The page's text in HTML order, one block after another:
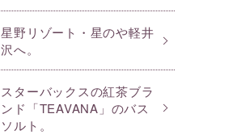
星野リゾート・星のや軽井
沢へ。
スターバックスの紅茶ブラ
ンド「TEAVANA」のバス
ソルト。